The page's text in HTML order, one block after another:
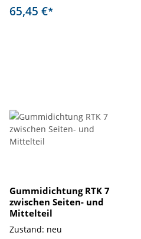
65,45 €*
Gummidichtung RTK 7
zwischen Seiten- und
Mittelteil
Zustand: neu